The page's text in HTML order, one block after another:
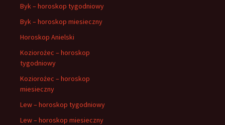
Byk – horoskop tygodniowy
Byk – horoskop miesieczny
Horoskop Anielski
Koziorożec – horoskop
tygodniowy
Koziorożec – horoskop
miesieczny
Lew – horoskop tygodniowy
Lew – horoskop miesieczny